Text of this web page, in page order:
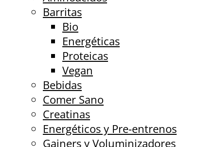
Barritas
Bio
Energéticas
Proteicas
Vegan
Bebidas
Comer Sano
Creatinas
Energéticos y Pre-entrenos
Gainers y Voluminizadores